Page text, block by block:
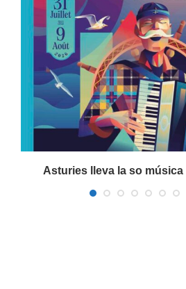
Asturies lleva la so